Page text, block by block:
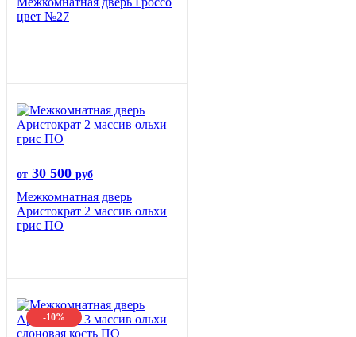
цвет №27
от 30 500 руб
Межкомнатная дверь
Аристократ 2 массив ольхи
грис ПО
-10%